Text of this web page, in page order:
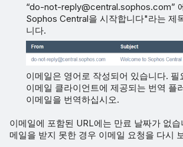
“do-not-reply@central.sophos.com”
Sophos Central을 시작합니다"라는 제
니다.
이메일은 영어로 작성되어 있습니다. 필
이메일 클라이언트에 제공되는 번역 플
이메일을 번역하십시오.
이메일에 포함된 URL에는 만료 날짜가 없
메일을 받지 못한 경우 이메일 요청을 다시